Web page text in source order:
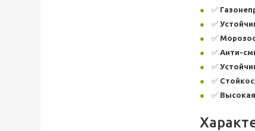
✅
✅
✅
✅ Анти-
✅
✅
✅